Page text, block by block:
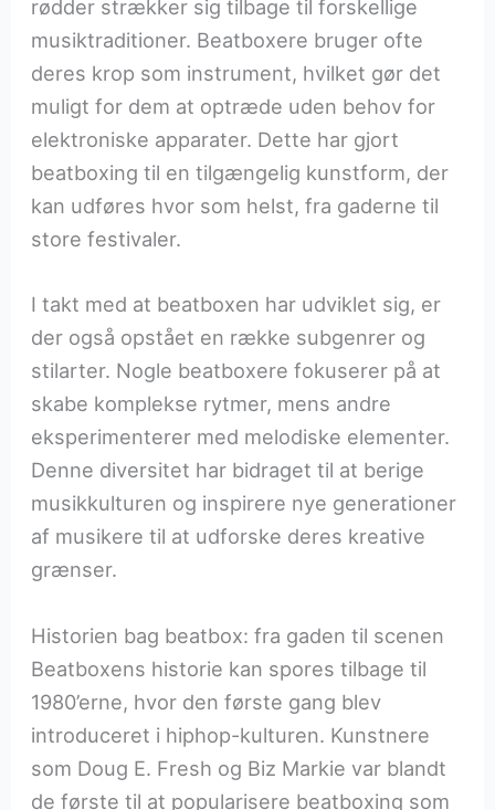
rødder strækker sig tilbage til forskellige
musiktraditioner. Beatboxere bruger ofte
deres krop som instrument, hvilket gør det
muligt for dem at optræde uden behov for
elektroniske apparater. Dette har gjort
beatboxing til en tilgængelig kunstform, der
kan udføres hvor som helst, fra gaderne til
store festivaler.
I takt med at beatboxen har udviklet sig, er
der også opstået en række subgenrer og
stilarter. Nogle beatboxere fokuserer på at
skabe komplekse rytmer, mens andre
eksperimenterer med melodiske elementer.
Denne diversitet har bidraget til at berige
musikkulturen og inspirere nye generationer
af musikere til at udforske deres kreative
grænser.
Historien bag beatbox: fra gaden til scenen
Beatboxens historie kan spores tilbage til
1980’erne, hvor den første gang blev
introduceret i hiphop-kulturen. Kunstnere
som Doug E. Fresh og Biz Markie var blandt
de første til at popularisere beatboxing som